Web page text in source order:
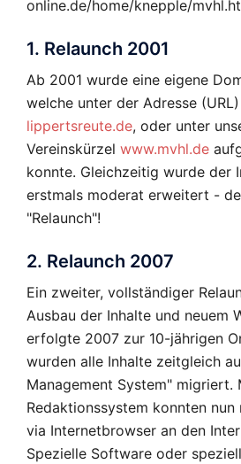
online.de/home/knepple/
1. Relaunch 2001
Ab 2001 wurde eine eigene
welche unter der Adresse (URL)
lippertsreute.de, oder unter
Vereinskürzel www.mvhl.de
konnte. Gleichzeitig wurde der
erstmals moderat erweitert -
"Relaunch"!
2. Relaunch 2007
Ein zweiter, vollständiger
Ausbau der Inhalte und neuem
erfolgte 2007 zur 10-jährigen
wurden alle Inhalte zeitgleich
Management System" migriert.
Redaktionssystem konnten nun
via Internetbrowser an den
Spezielle Software oder